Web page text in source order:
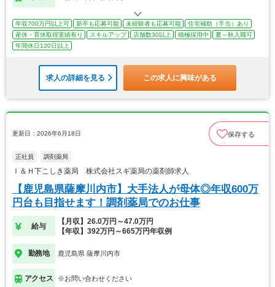
年収700万円以上可 新卒も応募可能 未経験者も応募可能
住宅補助（手当）あり
産休・育休取得実績有り
スキルアップ 店舗数30以上 積極採用中
夏～秋入職可
年間休日120日以上
求人の詳細を見る この求人に興味がある
更新日：2026年6月18日 保存する
正社員 調剤薬局
Ｉ＆Ｈ下こしき薬局 株式会社スギ薬局の薬剤師求人
【鹿児島県薩摩川内市】大手法人が母体◎年収600万
円台も目指せます！調剤薬局でのお仕事
給与
【月収】26.0万円～47.0万円
【年収】392万円～665万円年収例
勤務地 鹿児島県 薩摩川内市
アクセス ※お問い合わせください